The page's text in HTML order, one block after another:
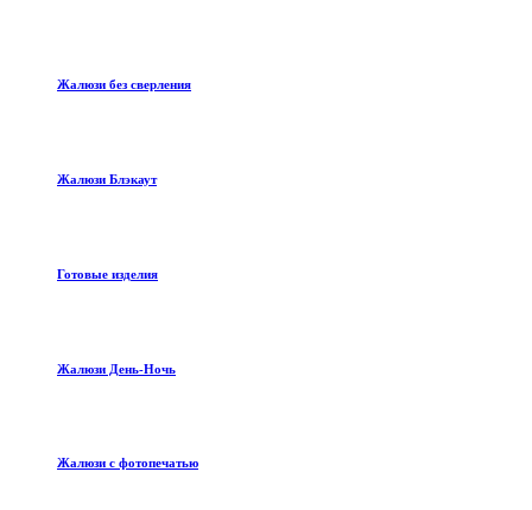
Жалюзи без сверления
Жалюзи Блэкаут
Готовые изделия
Жалюзи День-Ночь
Жалюзи с фотопечатью